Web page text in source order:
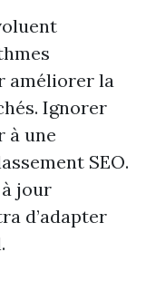
améliorer la
Ignorer
à une
SEO.
jour
d’adapter